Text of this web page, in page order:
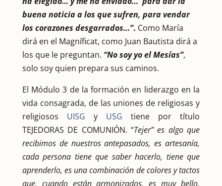
buena noticia a los que sufren, para vendar
los corazones desgarrados…”. Como María
dirá en el Magníficat, como Juan Bautista dirá a
los que le preguntan. “No soy yo el Mesías”,
solo soy quien prepara sus caminos.
El Módulo 3 de la formación en liderazgo en la
vida consagrada, de las uniones de religiosas y
religiosos UISG y USG tiene por título
TEJEDORAS DE COMUNIÓN. “Tejer” es algo que
recibimos de nuestros antepasados, es artesanía,
cada persona tiene que saber hacerlo, tiene que
aprenderlo, es una combinación de colores y tactos
que, cuando están armonizados, es muy bello.